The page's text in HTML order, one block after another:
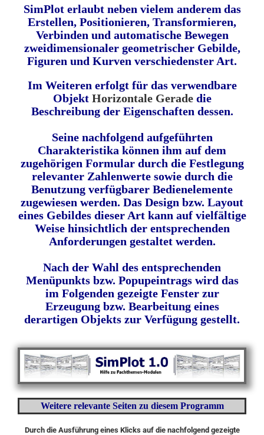
SimPlot erlaubt neben vielem anderem das
Erstellen, Positionieren, Transformieren,
Verbinden und automatische Bewegen
zweidimensionaler geometrischer Gebilde,
Figuren und Kurven verschiedenster Art.
Im Weiteren erfolgt für das verwendbare
Objekt Horizontale Gerade die
Beschreibung der Eigenschaften dessen.
Seine nachfolgend aufgeführten
Charakteristika können ihm auf dem
zugehörigen Formular durch die Festlegung
relevanter Zahlenwerte sowie durch die
Benutzung verfügbarer Bedienelemente
zugewiesen werden. Das Design bzw. Layout
eines Gebildes dieser Art kann auf vielfältige
Weise hinsichtlich der entsprechenden
Anforderungen gestaltet werden.
Nach der Wahl des entsprechenden
Menüpunkts bzw. Popupeintrags wird das
im Folgenden gezeigte Fenster zur
Erzeugung bzw. Bearbeitung eines
derartigen Objekts zur Verfügung gestellt.
Weitere relevante Seiten zu diesem Programm
Durch die Ausführung eines Klicks auf die nachfolgend gezeigte